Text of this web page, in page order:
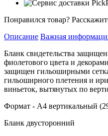
Понравился товар?
Описание Важная
Бланк свидетельства
фиолетового цвета и
защищен гильоширными
гильоширного плетения и
виньеток, вытянутых по
Формат - А4 вертикальный
Бланк двусторонний